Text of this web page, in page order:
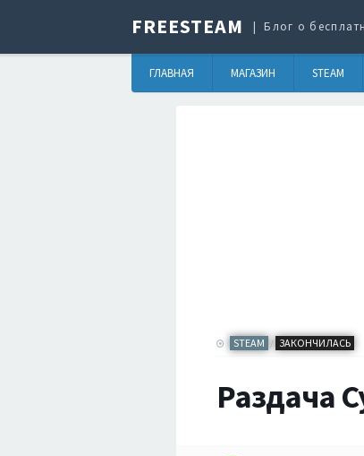
FREESTEAM Блог о
ГЛАВНАЯ МАГАЗИН STEAM
STEAM / ЗАКОНЧИЛАСЬ
Раздача